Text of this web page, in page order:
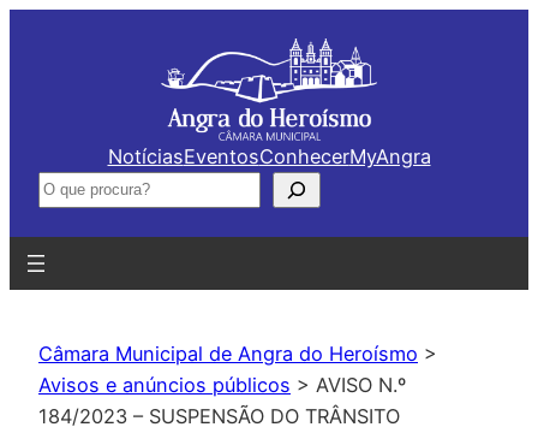
NotíciasEventosConhecerMyAngra
Pesquisar
Câmara Municipal de Angra do Heroísmo >
Avisos e anúncios públicos > AVISO N.º
184/2023 – SUSPENSÃO DO TRÂNSITO